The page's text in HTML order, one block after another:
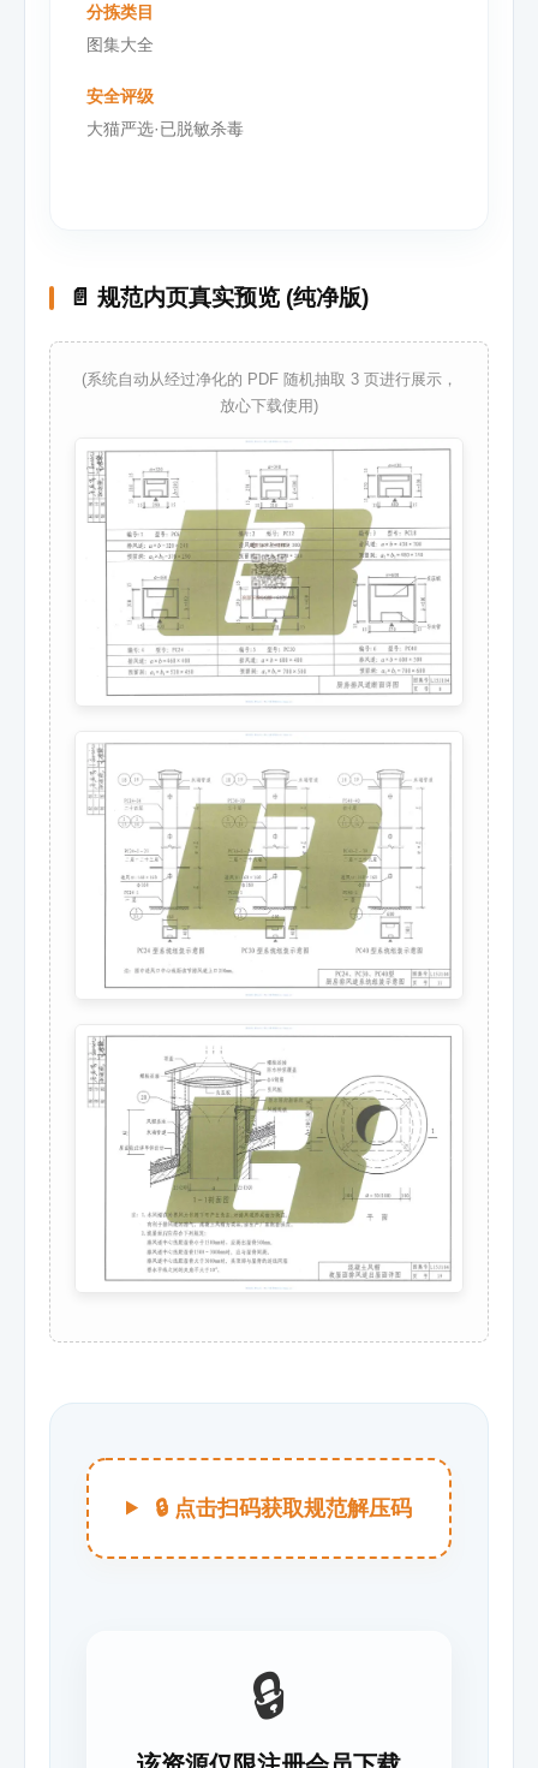
分拣类目
图集大全
安全评级
大猫严选·已脱敏杀毒
📄 规范内页真实预览 (纯净版)
(系统自动从经过净化的 PDF 随机抽取 3 页进行展示，
放心下载使用)
🔒 点击扫码获取规范解压码
🔒